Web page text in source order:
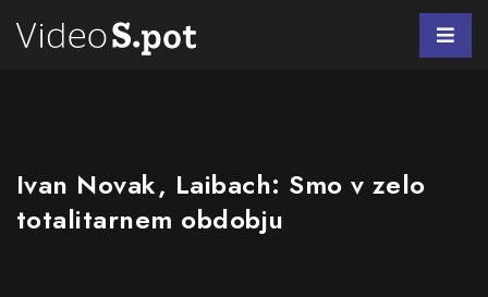
Ivan Novak, Laibach: Smo v zelo
totalitarnem obdobju